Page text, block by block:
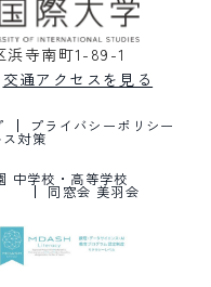
浜寺南町1-89-1
交通アクセスを見る
プライバシーポリシー
対策
中学校・高等学校
同窓会 美羽会